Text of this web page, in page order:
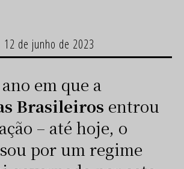
12 de junho de 2023
em que a
Brasileiros entrou
– até hoje, o
por um regime